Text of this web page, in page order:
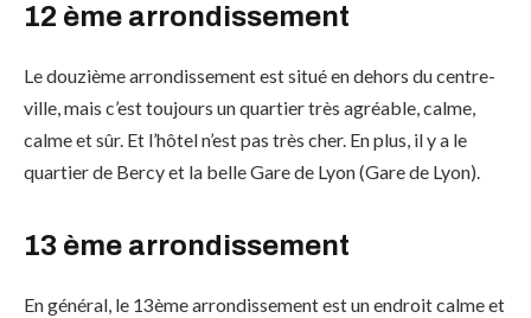
12 ème arrondissement
Le douzième arrondissement est situé en dehors du centre-
ville, mais c’est toujours un quartier très agréable, calme,
calme et sûr. Et l’hôtel n’est pas très cher. En plus, il y a le
quartier de Bercy et la belle Gare de Lyon (Gare de Lyon).
13 ème arrondissement
En général, le 13ème arrondissement est un endroit calme et